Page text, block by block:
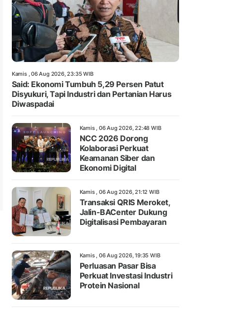
Kamis , 06 Aug 2026, 23:35 WIB
Said: Ekonomi Tumbuh 5,29 Persen Patut
Disyukuri, Tapi Industri dan Pertanian Harus
Diwaspadai
Kamis , 06 Aug 2026, 22:48 WIB
NCC 2026 Dorong
Kolaborasi Perkuat
Keamanan Siber dan
Ekonomi Digital
Kamis , 06 Aug 2026, 21:12 WIB
Transaksi QRIS Meroket,
Jalin-BACenter Dukung
Digitalisasi Pembayaran
Kamis , 06 Aug 2026, 19:35 WIB
Perluasan Pasar Bisa
Perkuat Investasi Industri
Protein Nasional